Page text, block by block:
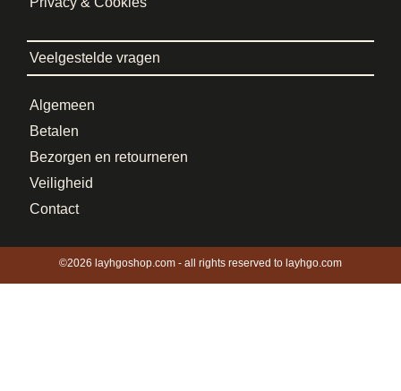
Veelgestelde vragen
Algemeen
Betalen
Bezorgen en retourneren
Veiligheid
Contact
©2026 layhgoshop.com - all rights reserved to layhgo.com